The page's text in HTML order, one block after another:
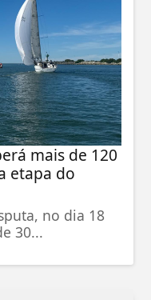
mais de 120
etapa do
no dia 18
30...